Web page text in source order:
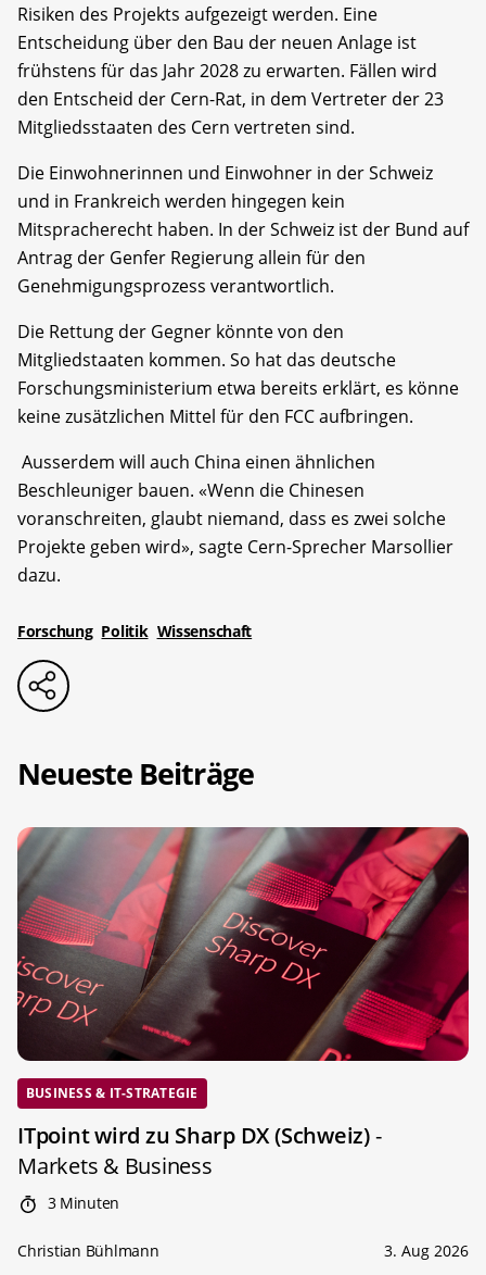
Risiken des Projekts aufgezeigt werden. Eine
Entscheidung über den Bau der neuen Anlage ist
frühstens für das Jahr 2028 zu erwarten. Fällen wird
den Entscheid der Cern-Rat, in dem Vertreter der 23
Mitgliedsstaaten des Cern vertreten sind.
Die Einwohnerinnen und Einwohner in der Schweiz
und in Frankreich werden hingegen kein
Mitspracherecht haben. In der Schweiz ist der Bund auf
Antrag der Genfer Regierung allein für den
Genehmigungsprozess verantwortlich.
Die Rettung der Gegner könnte von den
Mitgliedstaaten kommen. So hat das deutsche
Forschungsministerium etwa bereits erklärt, es könne
keine zusätzlichen Mittel für den FCC aufbringen.
Ausserdem will auch China einen ähnlichen
Beschleuniger bauen. «Wenn die Chinesen
voranschreiten, glaubt niemand, dass es zwei solche
Projekte geben wird», sagte Cern-Sprecher Marsollier
dazu.
Forschung Politik Wissenschaft
Neueste Beiträge
BUSINESS & IT-STRATEGIE
ITpoint wird zu Sharp DX (Schweiz)-
Markets & Business
3 Minuten
Christian Bühlmann 3. Aug 2026